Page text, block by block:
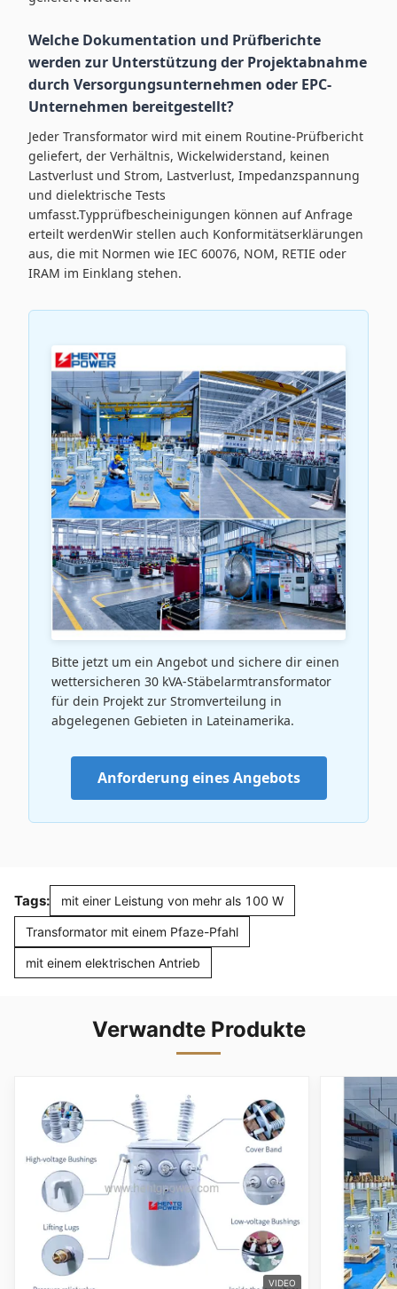
Welche Dokumentation und Prüfberichte
werden zur Unterstützung der Projektabnahme
durch Versorgungsunternehmen oder EPC-
Unternehmen bereitgestellt?
Jeder Transformator wird mit einem Routine-Prüfbericht
geliefert, der Verhältnis, Wickelwiderstand, keinen
Lastverlust und Strom, Lastverlust, Impedanzspannung
und dielektrische Tests
umfasst.Typprüfbescheinigungen können auf Anfrage
erteilt werdenWir stellen auch Konformitätserklärungen
aus, die mit Normen wie IEC 60076, NOM, RETIE oder
IRAM im Einklang stehen.
Bitte jetzt um ein Angebot und sichere dir einen
wettersicheren 30 kVA-Stäbelarmtransformator
für dein Projekt zur Stromverteilung in
abgelegenen Gebieten in Lateinamerika.
Anforderung eines Angebots
Tags: mit einer Leistung von mehr als 100 W
Transformator mit einem Pfaze-Pfahl
mit einem elektrischen Antrieb
Verwandte Produkte
VIDEO